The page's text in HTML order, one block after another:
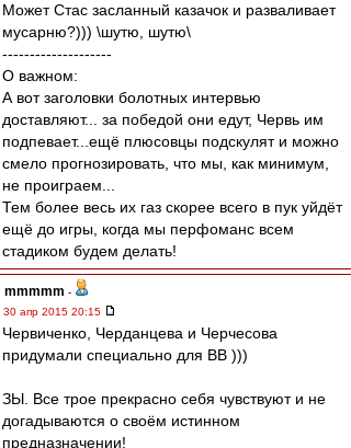
Может Стас засланный казачок и разваливает
мусарню?))) \шутю, шутю\
--------------------
О важном:
А вот заголовки болотных интервью
доставляют... за победой они едут, Червь им
подпевает...ещё плюсовцы подскулят и можно
смело прогнозировать, что мы, как минимум,
не проиграем...
Тем более весь их газ скорее всего в пук уйдёт
ещё до игры, когда мы перфоманс всем
стадиком будем делать!
mmmmm -
30 апр 2015 20:15
Червиченко, Черданцева и Черчесова
придумали специально для ВВ )))
ЗЫ. Все трое прекрасно себя чувствуют и не
догадываются о своём истинном
предназначении!